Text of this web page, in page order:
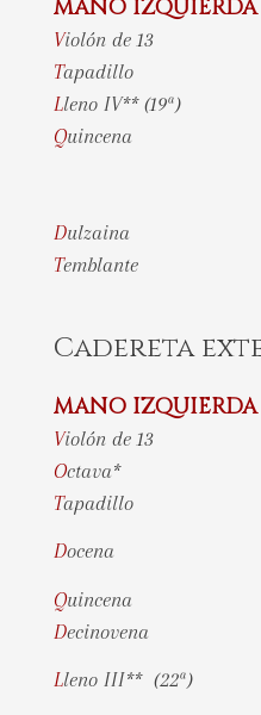
MANO IZQUIERDA
Violón de 13
Tapadillo
Lleno IV** (19ª)
Quincena
Dulzaina
Temblante
Cadereta
MANO IZQUIERDA
Violón de 13
Octava*
Tapadillo
Docena
Quincena
Decinovena
Lleno III** (22ª)